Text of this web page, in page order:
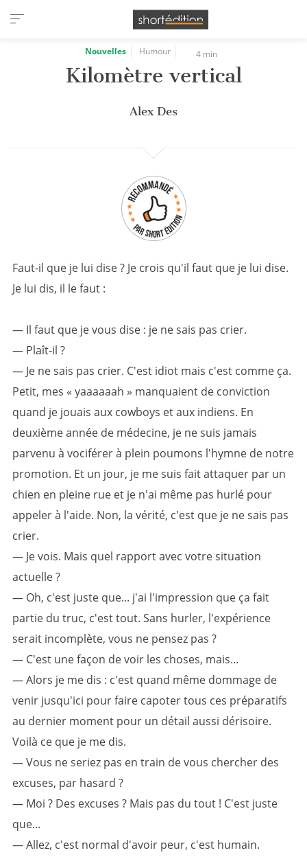
Panneau de gestion des cookies
Nouvelles Humour 4 min
Kilomètre vertical
Alex Des
Faut-il que je lui dise ? Je crois qu'il faut que je lui dise.
Je lui dis, il le faut :
— Il faut que je vous dise : je ne sais pas crier.
— Plaît-il ?
— Je ne sais pas crier. C'est idiot mais c'est comme ça.
Petit, mes « yaaaaaah » manquaient de conviction
quand je jouais aux cowboys et aux indiens. En
deuxième année de médecine, je ne suis jamais
parvenu à vociférer à plein poumons l'hymne de notre
promotion. Et un jour, je me suis fait attaquer par un
chien en pleine rue et je n'ai même pas hurlé pour
appeler à l'aide. Non, la vérité, c'est que je ne sais pas
crier.
— Je vois. Mais quel rapport avec votre situation
actuelle ?
— Oh, c'est juste que... j'ai l'impression que ça fait
partie du truc, c'est tout. Sans hurler, l'expérience
serait incomplète, vous ne pensez pas ?
— C'est une façon de voir les choses, mais...
— Alors je me dis : c'est quand même dommage de
venir jusqu'ici pour faire capoter tous ces préparatifs
au dernier moment pour un détail aussi dérisoire.
Voilà ce que je me dis.
— Vous ne seriez pas en train de vous chercher des
excuses, par hasard ?
— Moi ? Des excuses ? Mais pas du tout ! C'est juste
que...
— Allez, c'est normal d'avoir peur, c'est humain.